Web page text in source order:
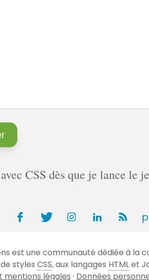
CSS dès que je lance
est une communauté dédiée à la
styles CSS, aux langages HTMLet
mentions légales · Données